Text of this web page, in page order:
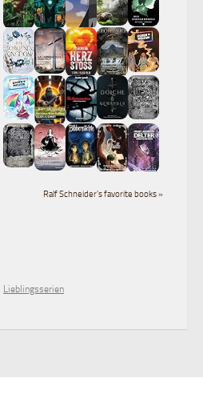
Ralf Schneider's favorite books »
Lieblingsserien